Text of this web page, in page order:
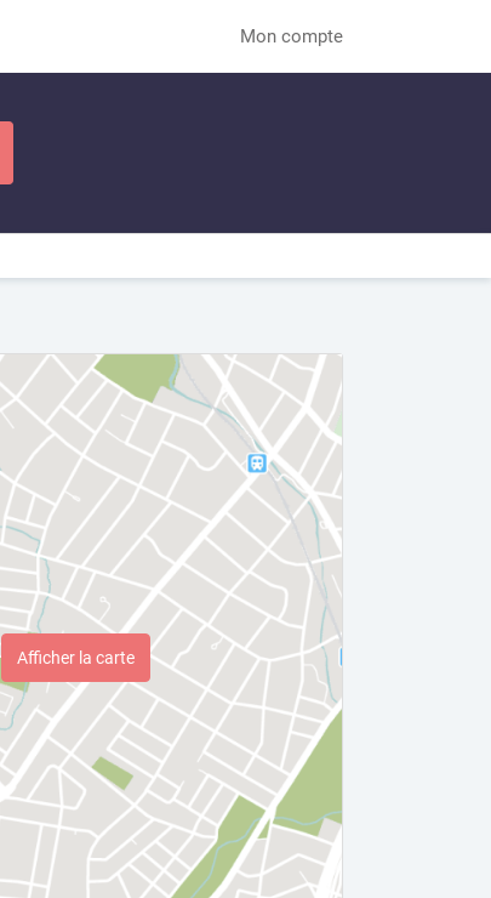
Mon compte
Afficher la carte